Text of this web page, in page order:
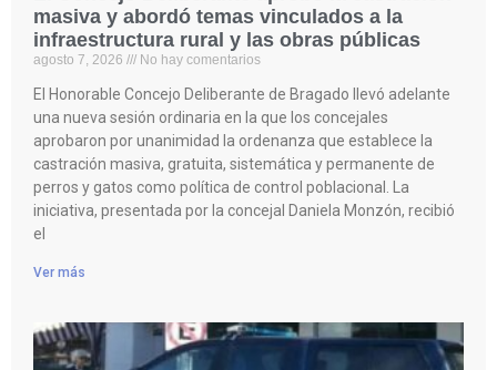
masiva y abordó temas vinculados a la
infraestructura rural y las obras públicas
agosto 7, 2026 No hay comentarios
El Honorable Concejo Deliberante de Bragado llevó adelante
una nueva sesión ordinaria en la que los concejales
aprobaron por unanimidad la ordenanza que establece la
castración masiva, gratuita, sistemática y permanente de
perros y gatos como política de control poblacional. La
iniciativa, presentada por la concejal Daniela Monzón, recibió
el
Ver más